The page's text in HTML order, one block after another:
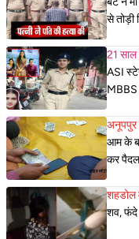
से तोड़ी
21 साल
ASI
MBBS
अनूपपुर
आम के
कर
शहडोल
शव, फंदे